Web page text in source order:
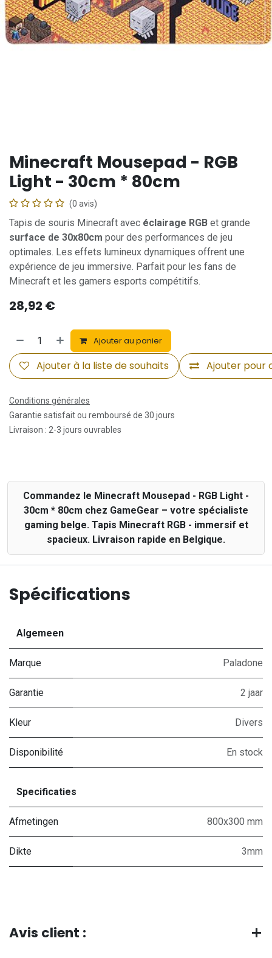
Minecraft Mousepad - RGB
Light - 30cm * 80cm
(0 avis)
Tapis de souris Minecraft avec éclairage RGB et grande
surface de 30x80cm pour des performances de jeu
optimales. Les effets lumineux dynamiques offrent une
expérience de jeu immersive. Parfait pour les fans de
Minecraft et les gamers esports compétitifs.
28,92 €
Ajouter au panier
Ajouter pour
Ajouter à la liste de souhaits
Conditions générales
Garantie satisfait ou remboursé de 30 jours
Livraison : 2-3 jours ouvrables
Commandez le Minecraft Mousepad - RGB Light -
30cm * 80cm chez GameGear – votre spécialiste
gaming belge. Tapis Minecraft RGB - immersif et
spacieux. Livraison rapide en Belgique.
Spécifications
Algemeen
Marque Paladone
Garantie 2 jaar
Kleur Divers
Disponibilité En stock
Specificaties
Afmetingen 800x300 mm
Dikte 3mm
Avis client :